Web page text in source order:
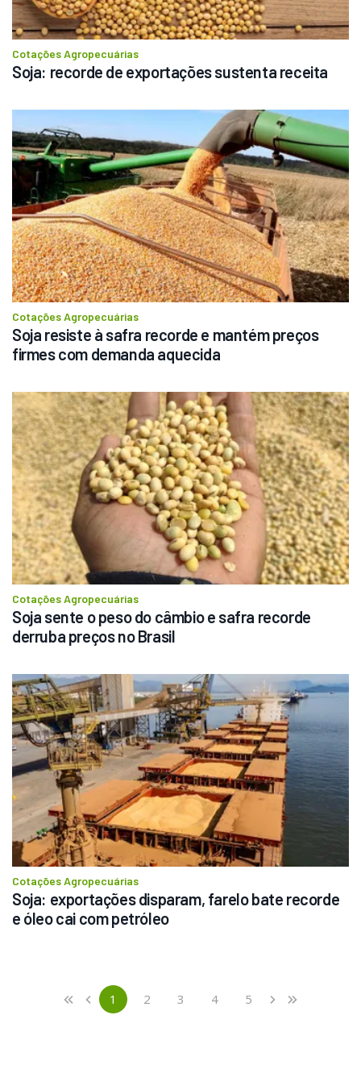
Cotações Agropecuárias
Soja: recorde de exportações sustenta receita
Cotações Agropecuárias
Soja resiste à safra recorde e mantém preços
firmes com demanda aquecida
Cotações Agropecuárias
Soja sente o peso do câmbio e safra recorde
derruba preços no Brasil
Cotações Agropecuárias
Soja: exportações disparam, farelo bate recorde
e óleo cai com petróleo
«
First ‹
Previous 1(current)
2 3 4 5 ›Next
»
Last